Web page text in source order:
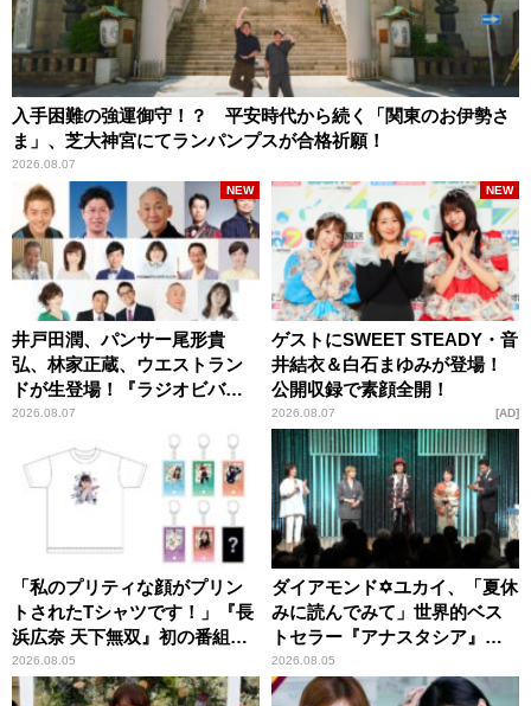
入手困難の強運御守！？ 平安時代から続く「関東のお伊勢さ
ま」、芝大神宮にてランパンプスが合格祈願！
2026.08.07
井戸田潤、パンサー尾形貴
弘、林家正蔵、ウエストラン
ドが生登場！『ラジオビバリ
ー昼ズ』
2026.08.07
NEW
ゲストにSWEET STEADY・音
井結衣＆白石まゆみが登場！
公開収録で素顔全開！
2026.08.07
NEW
AD
「私のプリティな顔がプリン
トされたTシャツです！」『長
浜広奈 天下無双』初の番組グ
ッズ発売
2026.08.05
ダイアモンド✡ユカイ、「夏休
みに読んでみて」世界的ベス
トセラー『アナスタシア』を
紹介
2026.08.05